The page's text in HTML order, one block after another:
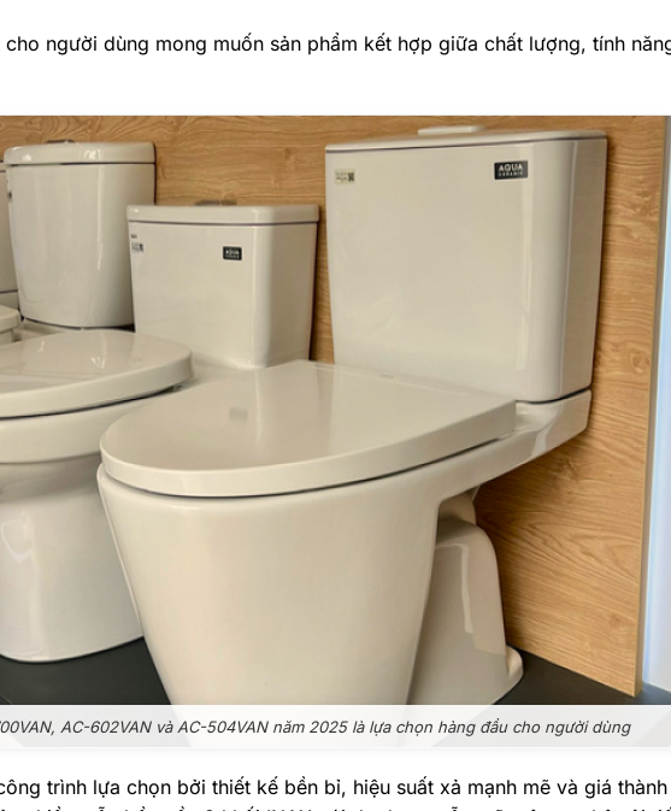
người dùng mong muốn sản phẩm kết hợp giữa chất lượng, tính
AC-602VAN và AC-504VAN năm 2025 là lựa chọn hàng đầu cho người dùng
trình lựa chọn bởi thiết kế bền bỉ, hiệu suất xả mạnh mẽ và giá